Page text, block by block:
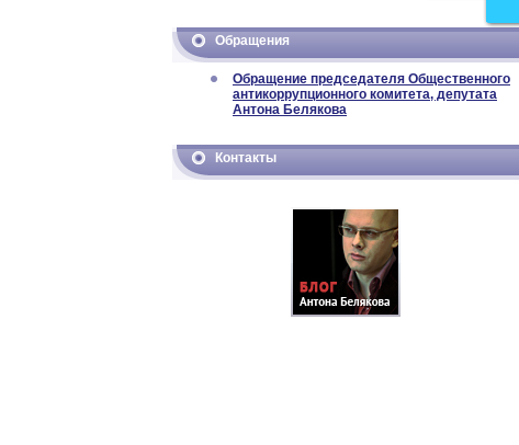
Обращения
Обращение председателя Общественного
антикоррупционного комитета, депутата
Антона Белякова
Контакты